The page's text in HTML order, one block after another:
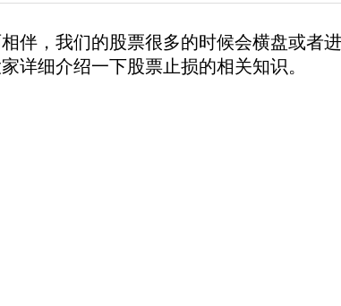
伴，我们的股票很多的时候会横盘或者
详细介绍一下股票止损的相关知识。